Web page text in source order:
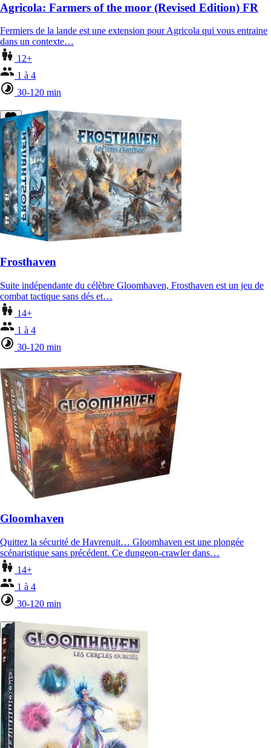
Agricola: Farmers of the moor (Revised Edition) FR
Fermiers de la lande est une extension pour Agricola qui vous entraine
dans un contexte…
12+
1 à 4
30-120 min
Frosthaven
Suite indépendante du célèbre Gloomhaven, Frosthaven est un jeu de
combat tactique sans dés et…
14+
1 à 4
30-120 min
Gloomhaven
Quittez la sécurité de Havrenuit… Gloomhaven est une plongée
scénaristique sans précédent. Ce dungeon-crawler dans…
14+
1 à 4
30-120 min